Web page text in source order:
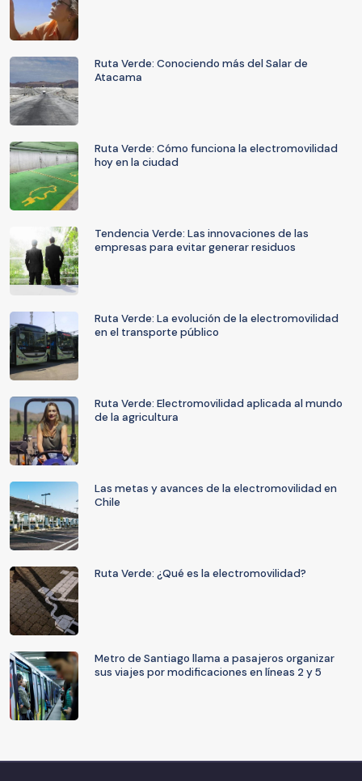
Ruta Verde: Conociendo más del Salar de
Atacama
Ruta Verde: Cómo funciona la electromovilidad
hoy en la ciudad
Tendencia Verde: Las innovaciones de las
empresas para evitar generar residuos
Ruta Verde: La evolución de la electromovilidad
en el transporte público
Ruta Verde: Electromovilidad aplicada al mundo
de la agricultura
Las metas y avances de la electromovilidad en
Chile
Ruta Verde: ¿Qué es la electromovilidad?
Metro de Santiago llama a pasajeros organizar
sus viajes por modificaciones en líneas 2 y 5